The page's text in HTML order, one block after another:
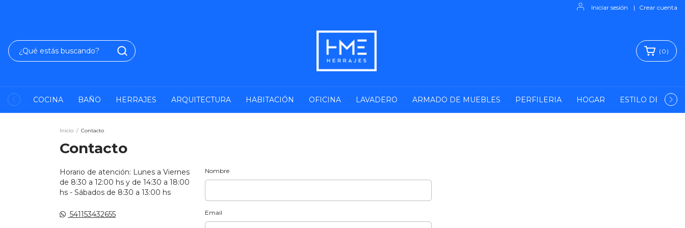
Iniciar sesión | Crear cuenta
( 0 )
COCINA BAÑO HERRAJES ARQUITECTURA HABITACIÓN OFICINA LAVADERO ARMADO DE MUEBLES PERFILERIA HOGAR ESTILO DE VIDA
Inicio / Contacto
Contacto
Horario de atención: Lunes a Viernes
de 8:30 a 12:00 hs y de 14:30 a 18:00
hs - Sábados de 8:30 a 13:00 hs
541153432655
Nombre
Email